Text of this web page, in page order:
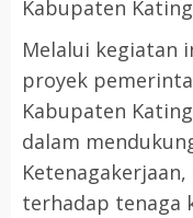
Kabupaten
Melalui kegiatan
proyek
Kabupaten
dalam
terhadap tenaga